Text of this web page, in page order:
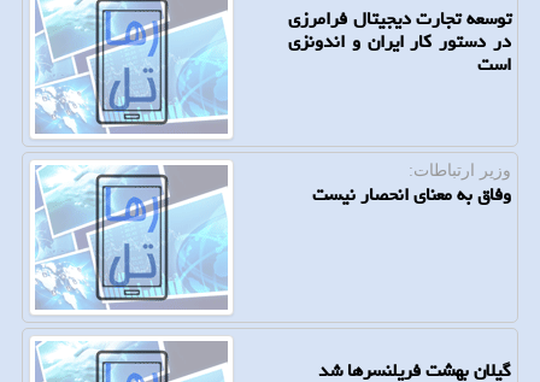
توسعه تجارت دیجیتال فرامرزی
در دستور کار ایران و اندونزی
است
وزیر ارتباطات:
وفاق به معنای انحصار نیست
گیلان بهشت فریلنسرها شد